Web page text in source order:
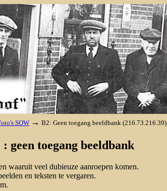
SOW → B2: Geen toegang beeldbank (216.73.216.39)
geen toegang beeldbank
waaruit veel dubieuze aanroepen komen.
en teksten te vergaren.